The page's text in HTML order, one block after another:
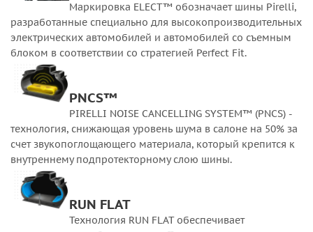
Маркировка ELECT™ обозначает шины Pirelli,
разработанные специально для высокопроизводительных
электрических автомобилей и автомобилей со съемным
блоком в соответствии со стратегией Perfect Fit.
PNCS™
PIRELLI NOISE CANCELLING SYSTEM™ (PNCS) -
технология, снижающая уровень шума в салоне на 50% за
счет звукопоглощающего материала, который крепится к
внутреннему подпротекторному слою шины.
RUN FLAT
Технология RUN FLAT обеспечивает